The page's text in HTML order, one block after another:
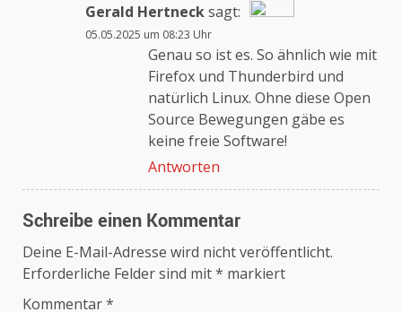
Gerald Hertnecksagt:
Das „Echte-Person“-Abzeichen!
Anti-Spam von CleanTalk
05.05.2025 um 08:23 Uhr
Genau so ist es. So ähnlich wie mit
Firefox und Thunderbird und
natürlich Linux. Ohne diese Open
Source Bewegungen gäbe es
keine freie Software!
Antworten
Schreibe einen Kommentar
Deine E-Mail-Adresse wird nicht veröffentlicht.
Erforderliche Felder sind mit* markiert
Kommentar*